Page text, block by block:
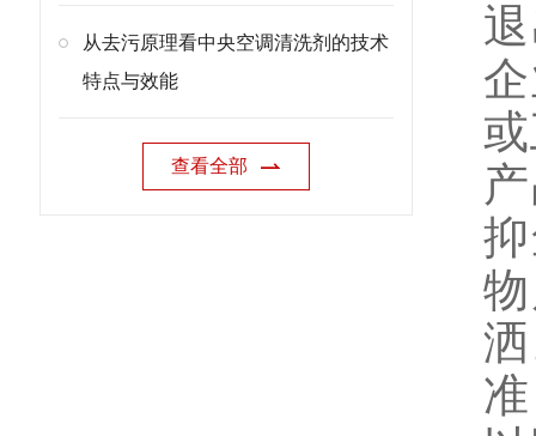
从去污原理看中央空调清洗剂的技术
特点与效能
查看全部